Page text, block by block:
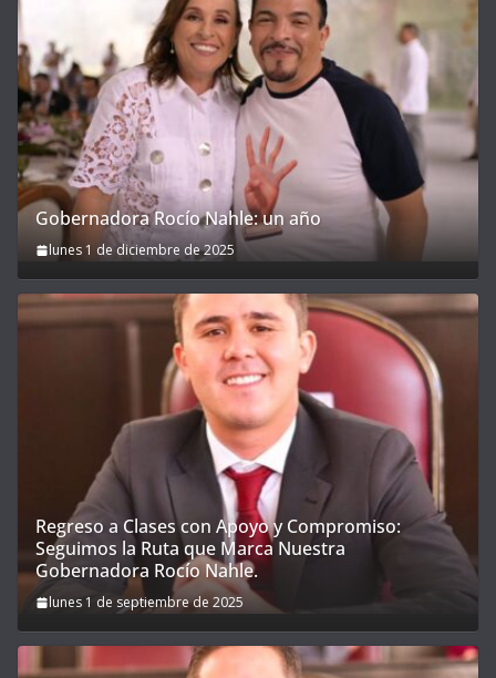
Gobernadora Rocío Nahle: un año
lunes 1 de diciembre de 2025
Regreso a Clases con Apoyo y Compromiso:
Seguimos la Ruta que Marca Nuestra
Gobernadora Rocío Nahle.
lunes 1 de septiembre de 2025